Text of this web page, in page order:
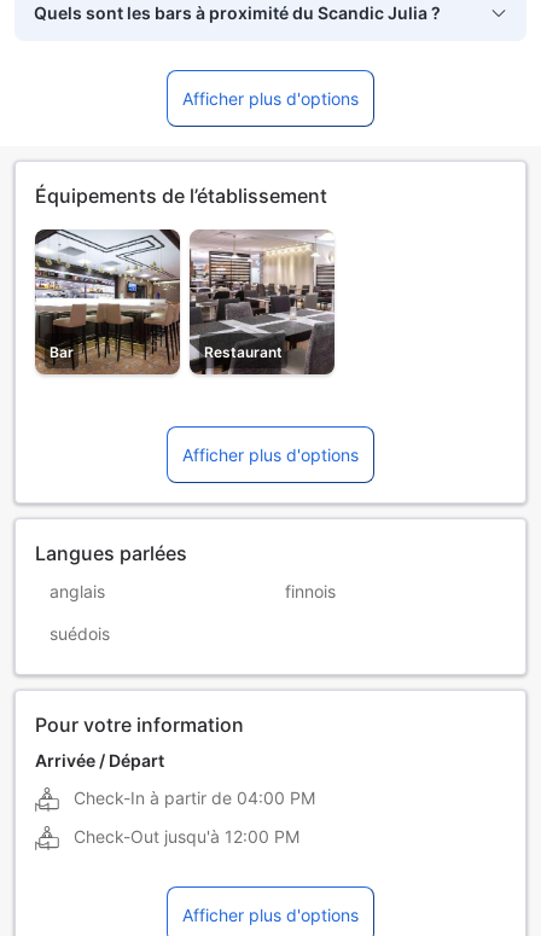
Quels sont les bars à proximité du Scandic Julia ?
Afficher plus d'options
Équipements de l’établissement
Bar Restaurant
Afficher plus d'options
Langues parlées
anglais finnois
suédois
Pour votre information
Arrivée / Départ
Check-In à partir de 04:00 PM
Check-Out jusqu'à 12:00 PM
Afficher plus d'options